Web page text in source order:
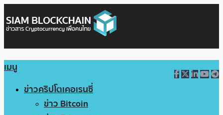
เมนู
ข่าวคริปโตเคอเรนซี่
ข่าว Bitcoin